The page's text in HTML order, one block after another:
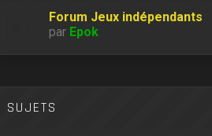
Forum Jeux indépendants
par Epok
SUJETS